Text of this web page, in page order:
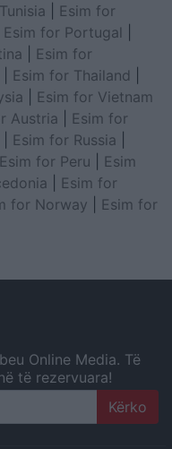
Esim for
Esim for Portugal
Esim for
Esim for Thailand
Esim for Vietnam
Austria
Esim for
Esim for Russia
Esim for Peru
Esim
Esim for
for Norway
Esim for
Online Media. Të
të rezervuara!